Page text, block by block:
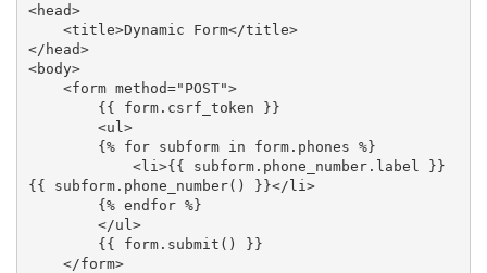
<head>
<title>Dynamic Form</title>
</ head>
<body>
<form method="POST">
<ul >
<li >{{ subform.phone_number.label }}
{{ subform.phone_number() }}</li >
</ul >
</form>